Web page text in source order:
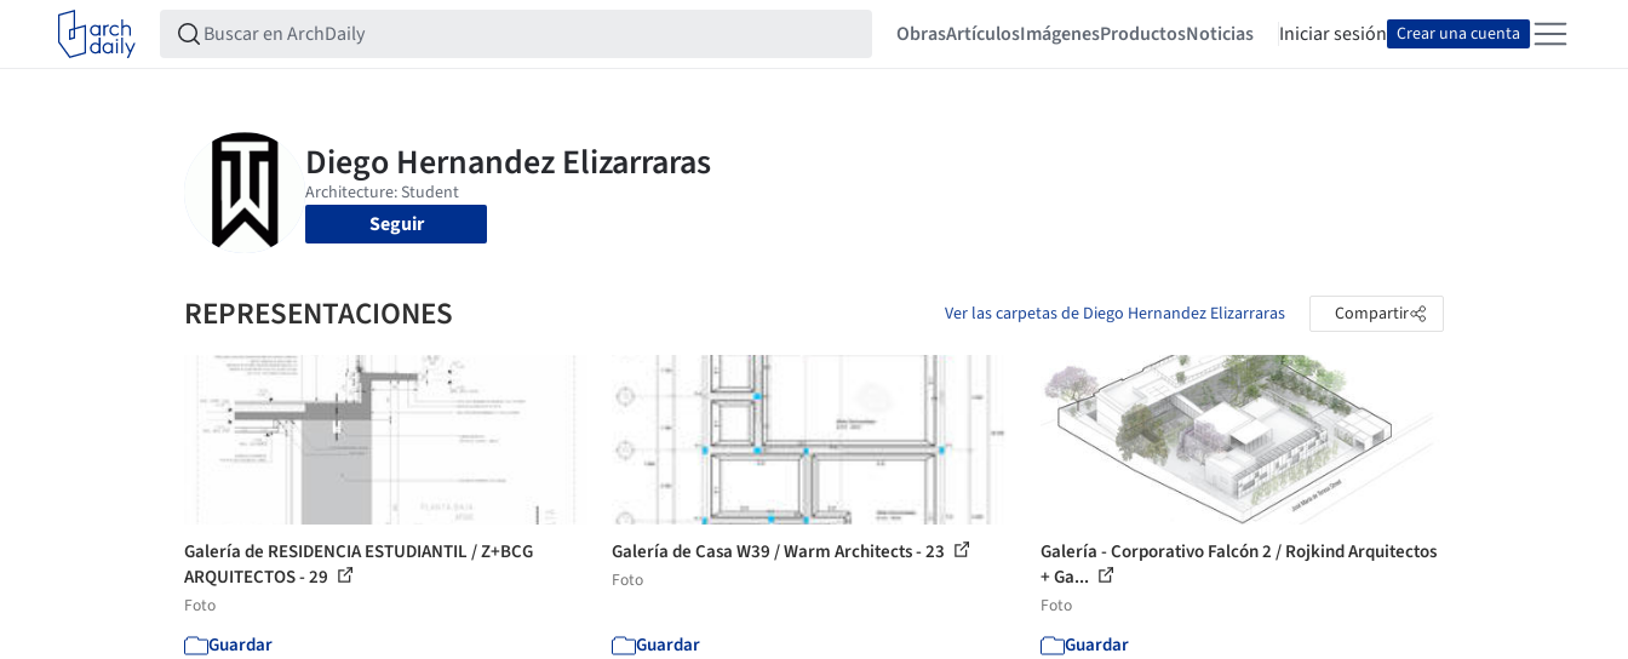
ObrasArtículosImágenesProductosNoticias Iniciar sesión Crear una cuenta
Seguir
REPRESENTACIONES Ver las carpetas de Diego Hernandez Elizarraras Compartir
Galería de RESIDENCIA ESTUDIANTIL / Z+BCG
ARQUITECTOS - 29
Foto
Guardar
Galería de Casa W39 / Warm Architects - 23
Foto
Guardar
Galería - Corporativo Falcón 2 / Rojkind Arquitectos
+ Ga...
Foto
Guardar